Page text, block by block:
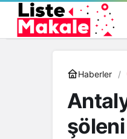
Haberler